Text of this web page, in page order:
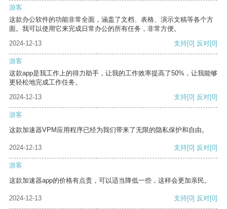
游客
这款办公软件的功能非常全面，涵盖了文档、表格、演示文稿等各个方
面。我可以使用它来完成日常办公的所有任务，非常方便。
2024-12-13
支持[0] 反对[0]
游客
这款app是我工作上的得力助手，让我的工作效率提高了50%，让我能够
更轻松地完成工作任务。
2024-12-13
支持[0] 反对[0]
游客
这款加速器VPM应用程序已经为我们带来了无限的隐私保护和自由。
2024-12-13 支持[0] 反对[0]
游客
这款加速器app的价格有点贵，可以适当降低一些，这样会更加亲民。
2024-12-13 支持[0] 反对[0]